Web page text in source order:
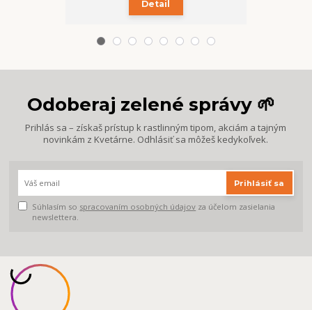
Detail
Odoberaj zelené správy 🌱
Prihlás sa – získaš prístup k rastlinným tipom, akciám a tajným
novinkám z Kvetárne. Odhlásiť sa môžeš kedykoľvek.
Prihlásiť sa
Súhlasím so spracovaním osobných údajov za účelom zasielania
newslettera.